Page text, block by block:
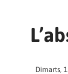
Dimarts,